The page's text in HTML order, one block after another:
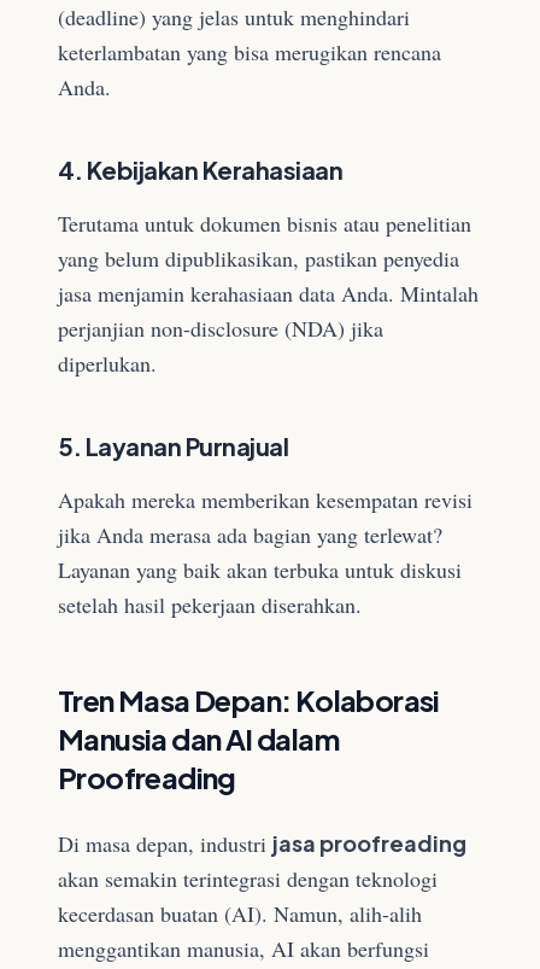
(deadline) yang jelas untuk menghindari
keterlambatan yang bisa merugikan rencana
Anda.
4. Kebijakan Kerahasiaan
Terutama untuk dokumen bisnis atau penelitian
yang belum dipublikasikan, pastikan penyedia
jasa menjamin kerahasiaan data Anda. Mintalah
perjanjian non-disclosure (NDA) jika
diperlukan.
5. Layanan Purnajual
Apakah mereka memberikan kesempatan revisi
jika Anda merasa ada bagian yang terlewat?
Layanan yang baik akan terbuka untuk diskusi
setelah hasil pekerjaan diserahkan.
Tren Masa Depan: Kolaborasi
Manusia dan AI dalam
Proofreading
Di masa depan, industri jasa proofreading
akan semakin terintegrasi dengan teknologi
kecerdasan buatan (AI). Namun, alih-alih
menggantikan manusia, AI akan berfungsi